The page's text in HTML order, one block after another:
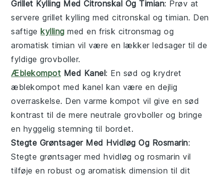
Grillet Kylling Med Citronskal Og Timian: Prøv at
serveregrillet kylling medcitronskal ogtimian. Den
saftigekylling med en frisk citronsmag og
aromatisk timian vil være en lækker ledsager til de
fyldigegrovboller.
Æblekompot Med Kanel: En sød og krydret
æblekompot med kanel kan være en dejlig
overraskelse. Den varme kompot vil give en sød
kontrast til de mere neutralegrovboller og bringe
en hyggelig stemning til bordet.
Stegte Grøntsager Med Hvidløg Og Rosmarin:
Stegte grøntsager medhvidløg og rosmarin vil
tilføje en robust og aromatisk dimension til dit